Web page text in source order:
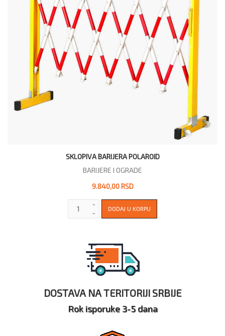
SKLOPIVA BARIJERA POLAROID
BARIJERE I OGRADE
9.840,00 RSD
DOSTAVA NA TERITORIJI SRBIJE
Rok isporuke 3-5 dana